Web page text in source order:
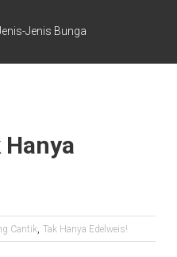
Jenis Bunga
Cantik, Tak Hanya Edelweis!